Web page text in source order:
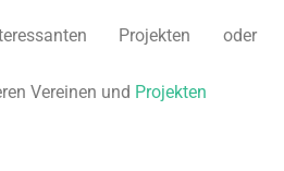
Projekten oder
Vereinen und Projekten